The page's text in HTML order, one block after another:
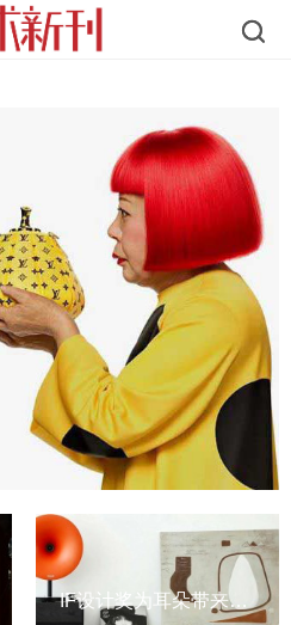
IF设计奖为耳朵带来盛宴